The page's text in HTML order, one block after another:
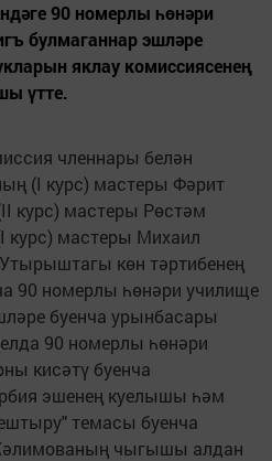
90 номерлы һөнәри
булмаганнар эшләре
яклау комиссиясенең
үтте.
членнары белән
(I курс) мастеры Фәрит
курс) мастеры Рөстәм
курс) мастеры Михаил
көн тәртибенең
90 номерлы һөнәри училище
буенча урынбасары
90 номерлы һөнәри
кисәтү буенча
эшенең куелышы һәм
темасы буенча
чыгышы алдан